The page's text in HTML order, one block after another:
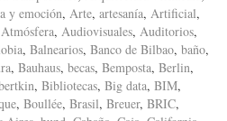
y emoción, Arte, artesanía, Artificial,
Atmósfera, Audiovisuales, Auditorios,
, Balnearios, Banco de Bilbao, baño,
, Bauhaus, becas, Bemposta, Berlin,
, Bibliotecas, Big data, BIM,
, Boullée, Brasil, Breuer, BRIC,